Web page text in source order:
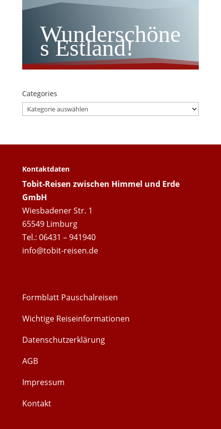
Wunderschöne
s Estland!
Categories
Categories
Kontaktdaten
Tobit-Reisen zwischen Himmel und Erde
GmbH
Wiesbadener Str. 1
65549 Limburg
Tel.: 06431 – 941940
info@tobit-reisen.de
Formblatt Pauschalreisen
Wichtige Reiseinformationen
Datenschutzerklärung
AGB
Impressum
Kontakt